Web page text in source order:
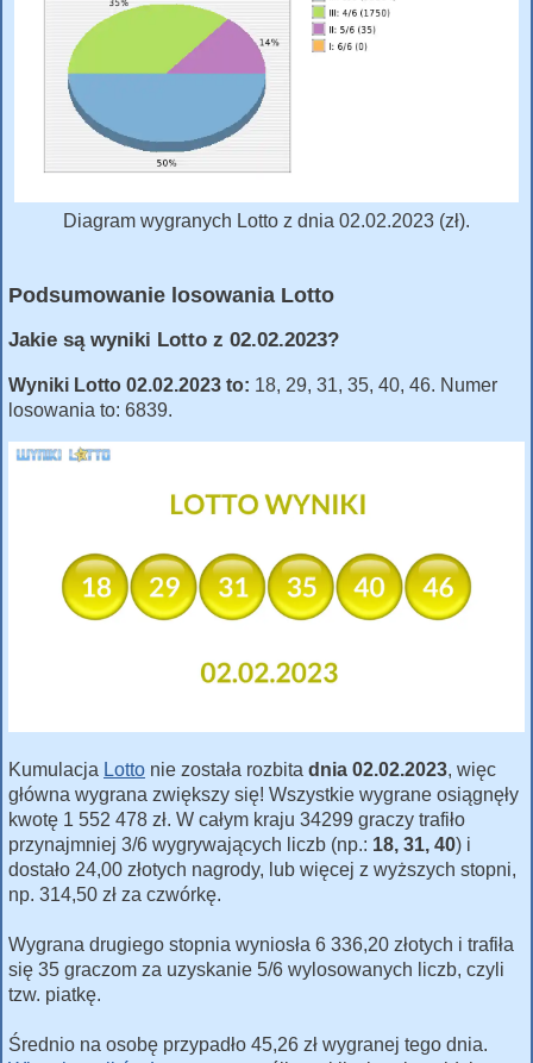
Diagram wygranych Lotto z dnia 02.02.2023 (zł).
Podsumowanie losowania Lotto
Jakie są wyniki Lotto z 02.02.2023?
Wyniki Lotto 02.02.2023 to: 18, 29, 31, 35, 40, 46. Numer
losowania to: 6839.
Kumulacja Lotto nie została rozbita dnia 02.02.2023, więc
główna wygrana zwiększy się! Wszystkie wygrane osiągnęły
kwotę 1 552 478 zł. W całym kraju 34299 graczy trafiło
przynajmniej 3/6 wygrywających liczb (np.: 18, 31, 40) i
dostało 24,00 złotych nagrody, lub więcej z wyższych stopni,
np. 314,50 zł za czwórkę.
Wygrana drugiego stopnia wyniosła 6 336,20 złotych i trafiła
się 35 graczom za uzyskanie 5/6 wylosowanych liczb, czyli
tzw. piatkę.
Średnio na osobę przypadło 45,26 zł wygranej tego dnia.